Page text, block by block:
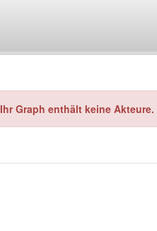
Ihr Graph enthält keine Akteure.